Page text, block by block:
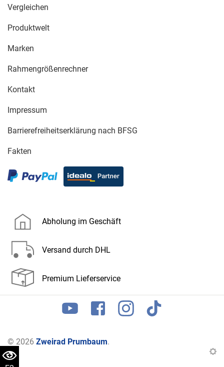
Vergleichen
Produktwelt
Marken
Rahmengrößenrechner
Kontakt
Impressum
Barrierefreiheitserklärung nach BFSG
Fakten
Abholung im Geschäft
Versand durch DHL
Premium Lieferservice
© 2026 Zweirad Prumbaum.